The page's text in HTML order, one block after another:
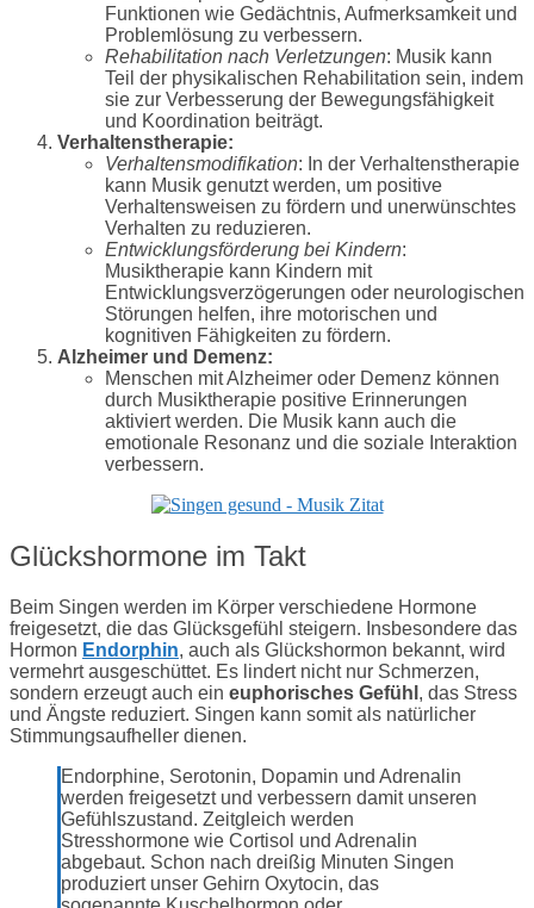
Funktionen wie Gedächtnis, Aufmerksamkeit und
Problemlösung zu verbessern.
Rehabilitation nach Verletzungen: Musik kann
Teil der physikalischen Rehabilitation sein, indem
sie zur Verbesserung der Bewegungsfähigkeit
und Koordination beiträgt.
Verhaltenstherapie:
Verhaltensmodifikation: In der Verhaltenstherapie
kann Musik genutzt werden, um positive
Verhaltensweisen zu fördern und unerwünschtes
Verhalten zu reduzieren.
Entwicklungsförderung bei Kindern:
Musiktherapie kann Kindern mit
Entwicklungsverzögerungen oder neurologischen
Störungen helfen, ihre motorischen und
kognitiven Fähigkeiten zu fördern.
Alzheimer und Demenz:
Menschen mit Alzheimer oder Demenz können
durch Musiktherapie positive Erinnerungen
aktiviert werden. Die Musik kann auch die
emotionale Resonanz und die soziale Interaktion
verbessern.
Glückshormone im Takt
Beim Singen werden im Körper verschiedene Hormone
freigesetzt, die das Glücksgefühl steigern. Insbesondere das
Hormon Endorphin, auch als Glückshormon bekannt, wird
vermehrt ausgeschüttet. Es lindert nicht nur Schmerzen,
sondern erzeugt auch ein euphorisches Gefühl , das Stress
und Ängste reduziert. Singen kann somit als natürlicher
Stimmungsaufheller dienen.
Endorphine, Serotonin, Dopamin und Adrenalin
werden freigesetzt und verbessern damit unseren
Gefühlszustand. Zeitgleich werden
Stresshormone wie Cortisol und Adrenalin
abgebaut. Schon nach dreißig Minuten Singen
produziert unser Gehirn Oxytocin, das